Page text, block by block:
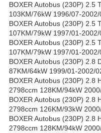
BOXER Autobus (230P) 2.5
103KM/76kW 1996/07-2002/
BOXER Autobus (230P) 2.5
107KM/79kW 1997/01-2002/
BOXER Autobus (230P) 2.5
107KM/79kW 1997/01-2002/
BOXER Autobus (230P) 2.8
87KM/64kW 1999/01-2002/
BOXER Autobus (230P) 2.8
2798ccm 128KM/94kW
BOXER Autobus (230P) 2.8
2798ccm 126KM/93kW
BOXER Autobus (230P) 2.8
2798ccm 128KM/94kW